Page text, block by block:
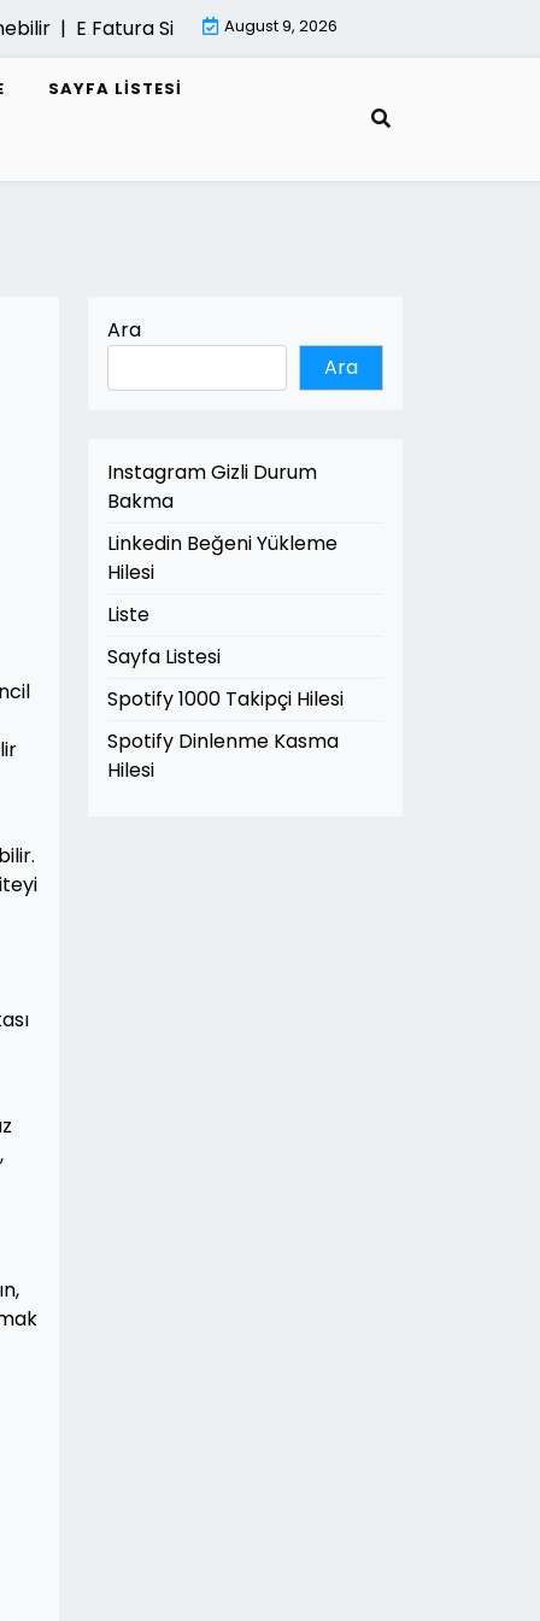
|E Fatura Sisteminde Performans Sorunlari |
August 9, 2026
SAYFA LISTESI
Ara
Ara
Instagram Gizli Durum
Bakma
Linkedin Beğeni Yükleme
Hilesi
Liste
Sayfa Listesi
Spotify 1000 Takipçi Hilesi
Spotify Dinlenme Kasma
Hilesi